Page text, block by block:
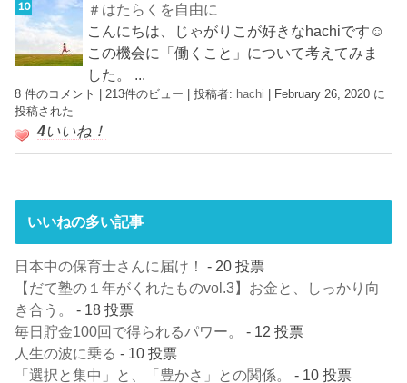
＃はたらくを自由に
こんにちは、じゃがりこが好きなhachiです☺︎
この機会に「働くこと」について考えてみま
した。 ...
8 件のコメント |213件のビュー |投稿者: hachi
February 26, 2020 に
投稿された
4いいね！
いいねの多い記事
日本中の保育士さんに届け！
- 20 投票
【だて塾の１年がくれたものvol.3】お金と、しっかり向
き合う。
- 18 投票
毎日貯金100回で得られるパワー。
- 12 投票
人生の波に乗る - 10 投票
「選択と集中」と、「豊かさ」との関係。
- 10 投票